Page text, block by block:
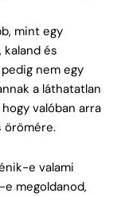
mint egy
kaland és
nem egy
a láthatatlan
valóban arra
örömére.
e valami
megoldanod,